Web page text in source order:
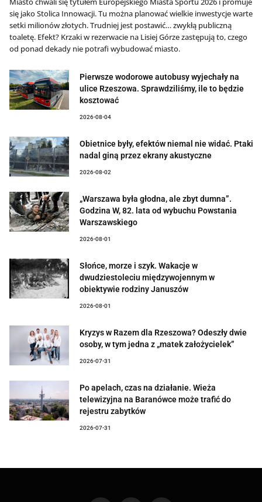
się jako Stolica Innowacji. Tu można planować wielkie inwestycje warte
setki milionów złotych. Trudniej jest postawić… zwykłą publiczną
toaletę. Efekt? Krzaki w rezerwacie na Lisiej Górze zastępują to, czego
od ponad dekady nie potrafi wybudować miasto.
Pierwsze wodorowe autobusy wyjechały na
ulice Rzeszowa. Sprawdziliśmy, ile to będzie
kosztować
2026-08-04
Obietnice były, efektów niemal nie widać. Ptaki
nadal giną przez ekrany akustyczne
2026-08-02
„Warszawa była głodna, ale zbyt dumna”.
Godzina W, 82. lata od wybuchu Powstania
Warszawskiego
2026-08-01
Słońce, morze i szyk. Wakacje w
dwudziestoleciu międzywojennym w
obiektywie rodziny Januszów
2026-08-01
Kryzys w Razem dla Rzeszowa? Odeszły dwie
osoby, w tym jedna z „matek założycielek”
2026-07-31
Po apelach, czas na działanie. Wieża
telewizyjna na Baranówce może trafić do
rejestru zabytków
2026-07-31